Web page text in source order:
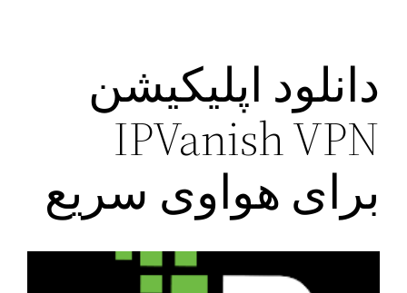
دانلود اپلیکیشن
IPVanish VPN
برای هواوی سریع